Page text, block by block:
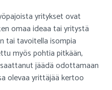
yritykset ovat
omaa ideaa tai yritystä
tai tavoitella isompia
myös pohtia pitkään,
jäädä odottamaan
olevaa yrittäjää kertoo